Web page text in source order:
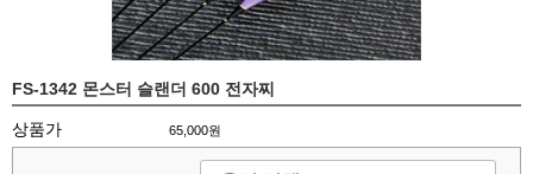
FS-1342 몬스터 슬랜더 600 전자찌
상품가 65,000원